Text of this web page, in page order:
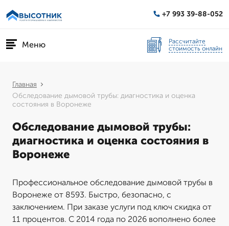
+7 993 39-88-052
Меню
Рассчитайте
стоимость онлайн
Главная
Обследование дымовой трубы: диагностика и оценка
состояния в Воронеже
Обследование дымовой трубы:
диагностика и оценка состояния в
Воронеже
Профессиональное обследование дымовой трубы в
Воронеже от 8593. Быстро, безопасно, с
заключением. При заказе услуги под ключ скидка от
11 процентов. С 2014 года по 2026 вополнено более